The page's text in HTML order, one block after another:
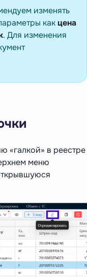
изменять
какцена
. Для изменения
«галкой» в реестре
меню